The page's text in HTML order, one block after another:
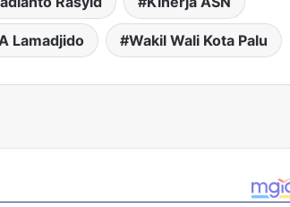
Lamadjido Wakil Wali Kota Palu